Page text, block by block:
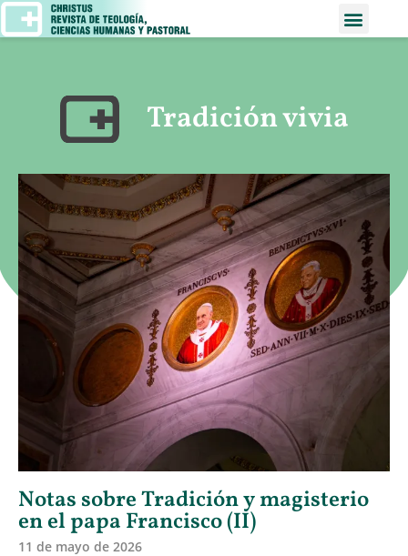
Tradición vivia
Notas sobre Tradición y magisterio
en el papa Francisco (II)
11 de mayo de 2026